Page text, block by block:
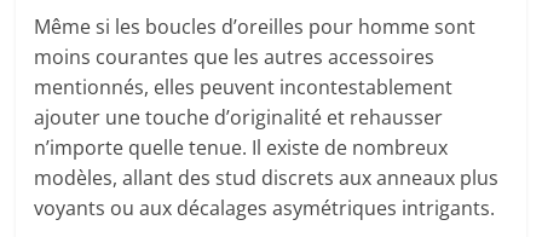
Même si les boucles d’oreilles pour homme sont
moins courantes que les autres accessoires
mentionnés, elles peuvent incontestablement
ajouter une touche d’originalité et rehausser
n’importe quelle tenue. Il existe de nombreux
modèles, allant des stud discrets aux anneaux plus
voyants ou aux décalages asymétriques intrigants.